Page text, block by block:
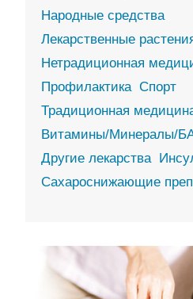
Народные средства
Лекарственные
Нетрадиционная
Профилактика Спорт
Традиционная
Витамины/Минералы/
Другие лекарства
Сахароснижающие